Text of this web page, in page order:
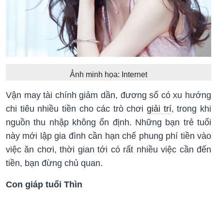
Ảnh minh họa: Internet
Vận may tài chính giảm dần, đương số có xu hướng
chi tiêu nhiều tiền cho các trò chơigiải trí, trong khi
nguồn thu nhập không ổn định. Những bạn trẻ tuổi
này mới lập gia đình cần hạn chế phung phí tiền vào
việc ăn chơi, thời gian tới có rất nhiều việc cần đến
tiền, bạn đừng chủ quan.
Con giáp tuổi Thìn